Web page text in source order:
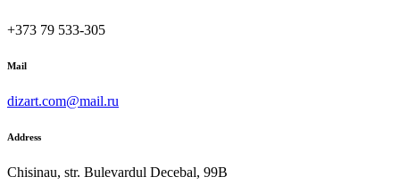
+373 79 533-305
Mail
dizart.com@mail.ru
Address
Chisinau, str. Bulevardul Decebal, 99B